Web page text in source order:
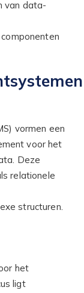
van data-
vormen een
voor het
Deze
relationele
structuren.
het
ligt